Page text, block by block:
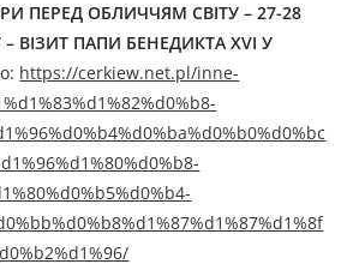
ПЕРЕД ОБЛИЧЧЯМ СВІТУ – 27-28
ВІЗИТ ПАПИ БЕНЕДИКТА XVI У
https://cerkiew.net.pl/inne-